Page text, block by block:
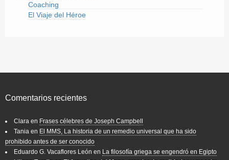
Coaching
El Viaje del Héroe
Comentarios recientes
Clara en Frases célebres de Joseph Campbell
Tania en El MMS, La historia de un remedio universal que ha sido
prohibido antes de ser conocido
Eduardo G. Vacaflores León en La filosofía griega se engendró en Egipto